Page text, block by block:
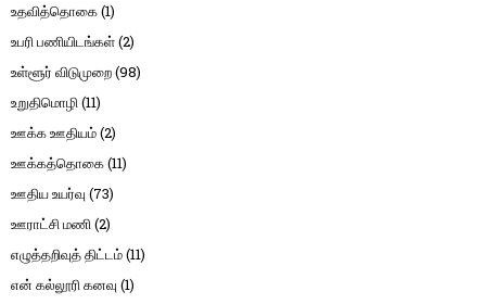
உதவித்தொகை(1)
உபரி பணியிடங்கள்(2)
உள்ளூர் விடுமுறை(98)
உறுதிமொழி(11)
ஊக்க ஊதியம்(2)
ஊக்கத்தொகை(11)
ஊதிய உயர்வு (73)
ஊராட்சி மணி(2)
எழுத்தறிவுத் திட்டம்(11)
என் கல்லூரி கனவு (1)